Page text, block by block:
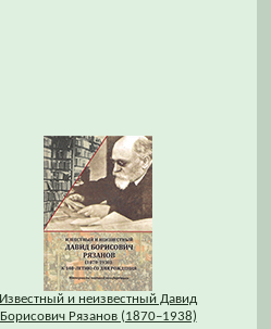
Известный и неизвестный Давид
Борисович Рязанов (1870–1938)